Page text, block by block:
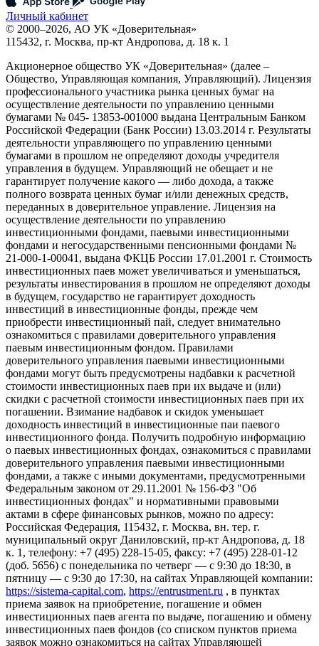
Личный кабинет
© 2000–2026, АО УК «Доверительная»
115432, г. Москва, пр-кт Андропова, д. 18 к. 1
Акционерное общество УК «Доверительная» (далее –
Общество, Управляющая компания, Управляющий). Лицензия
профессионального участника рынка ценных бумаг на
осуществление деятельности по управлению ценными
бумагами № 045- 13853-001000 выдана Центральным Банком
Российской Федерации (Банк России) 13.03.2014 г. Результаты
деятельности управляющего по управлению ценными
бумагами в прошлом не определяют доходы учредителя
управления в будущем. Управляющий не обещает и не
гарантирует получение какого — либо дохода, а также
полного возврата ценных бумаг и/или денежных средств,
переданных в доверительное управление. Лицензия на
осуществление деятельности по управлению
инвестиционными фондами, паевыми инвестиционными
фондами и негосударственными пенсионными фондами №
21-000-1-00041, выдана ФКЦБ России 17.01.2001 г. Стоимость
инвестиционных паев может увеличиваться и уменьшаться,
результаты инвестирования в прошлом не определяют доходы
в будущем, государство не гарантирует доходность
инвестиций в инвестиционные фонды, прежде чем
приобрести инвестиционный пай, следует внимательно
ознакомиться с правилами доверительного управления
паевым инвестиционным фондом. Правилами
доверительного управления паевыми инвестиционными
фондами могут быть предусмотрены надбавки к расчетной
стоимости инвестиционных паев при их выдаче и (или)
скидки с расчетной стоимости инвестиционных паев при их
погашении. Взимание надбавок и скидок уменьшает
доходность инвестиций в инвестиционные паи паевого
инвестиционного фонда. Получить подробную информацию
о паевых инвестиционных фондах, ознакомиться с правилами
доверительного управления паевыми инвестиционными
фондами, а также с иными документами, предусмотренными
Федеральным законом от 29.11.2001 № 156-ФЗ "Об
инвестиционных фондах" и нормативными правовыми
актами в сфере финансовых рынков, можно по адресу:
Российская Федерация, 115432, г. Москва, вн. тер. г.
муниципальный округ Даниловский, пр-кт Андропова, д. 18
к. 1, телефону: +7 (495) 228-15-05, факсу: +7 (495) 228-01-12
(доб. 5656) с понедельника по четверг — c 9:30 до 18:30, в
пятницу — с 9:30 до 17:30, на сайтах Управляющей компании:
https://sistema-capital.com, https://entrustment.ru , в пунктах
приема заявок на приобретение, погашение и обмен
инвестиционных паев агента по выдаче, погашению и обмену
инвестиционных паев фондов (со списком пунктов приема
заявок можно ознакомиться на сайтах Управляющей